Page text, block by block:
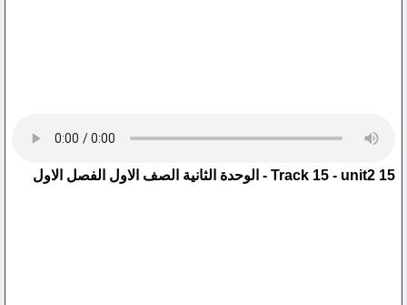
15 Track 15 - unit2 - الوحدة الثانية الصف الاول الفصل الاول